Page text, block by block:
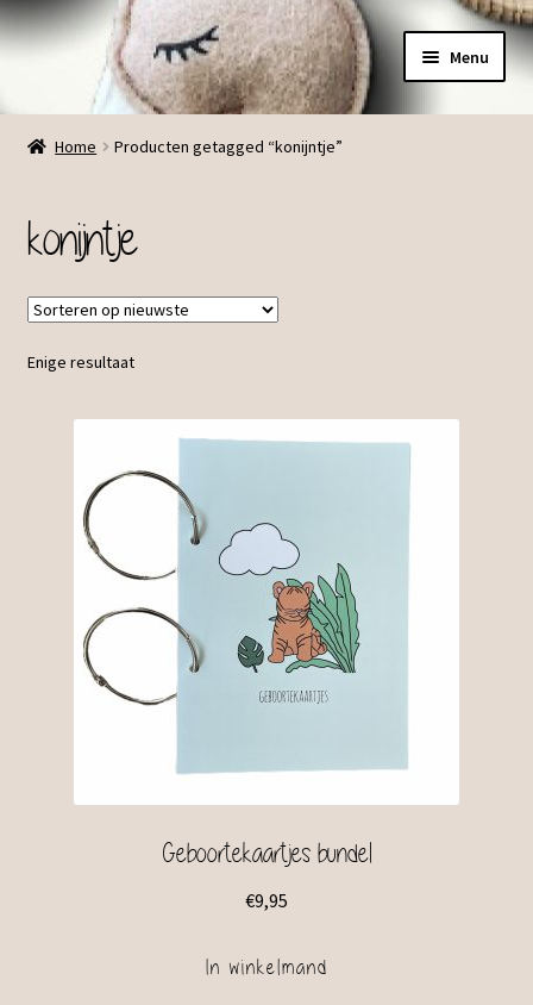
Ga
navigatie
Ga
de
inhoud
Menu
Menu
Home Producten getagged “konijntje”
konijntje
Enige resultaat
Geboortekaartjes bundel
€9,95
In winkelmand